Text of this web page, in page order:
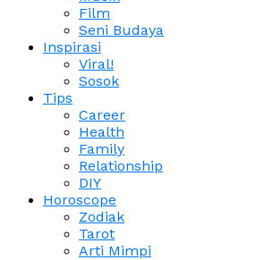
Film
Seni Budaya
Inspirasi
Viral!
Sosok
Tips
Career
Health
Family
Relationship
DIY
Horoscope
Zodiak
Tarot
Arti Mimpi